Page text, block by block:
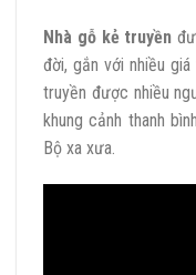
Nhà gỗ kẻ truyền
đời, gắn với nhiều
truyền được nhiều
khung cảnh thanh
Bộ xa xưa.